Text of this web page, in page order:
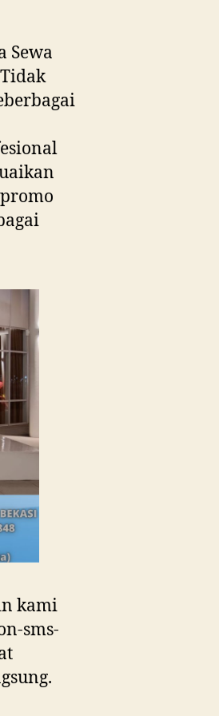
Sewa
kami
sms-